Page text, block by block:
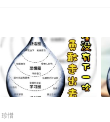
珍惜